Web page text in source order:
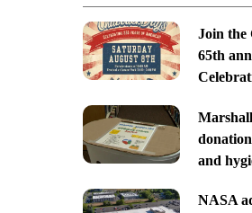
Join the
65th
and
NASA